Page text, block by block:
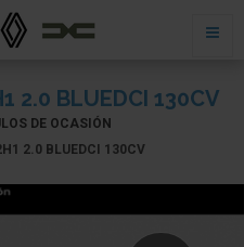
2.0 BLUEDCI 130CV
DE OCASIÓN
2.0 BLUEDCI 130CV